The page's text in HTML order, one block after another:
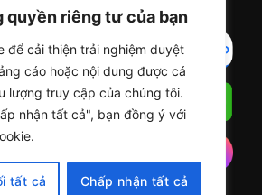
quyền riêng tư của bạn
để cải thiện trải nghiệm duyệt
cáo hoặc nội dung được cá
lượng truy cập của chúng tôi.
nhận tất cả", bạn đồng ý với
tất cả Chấp nhận tất cả
Bảy Hiền, Thành